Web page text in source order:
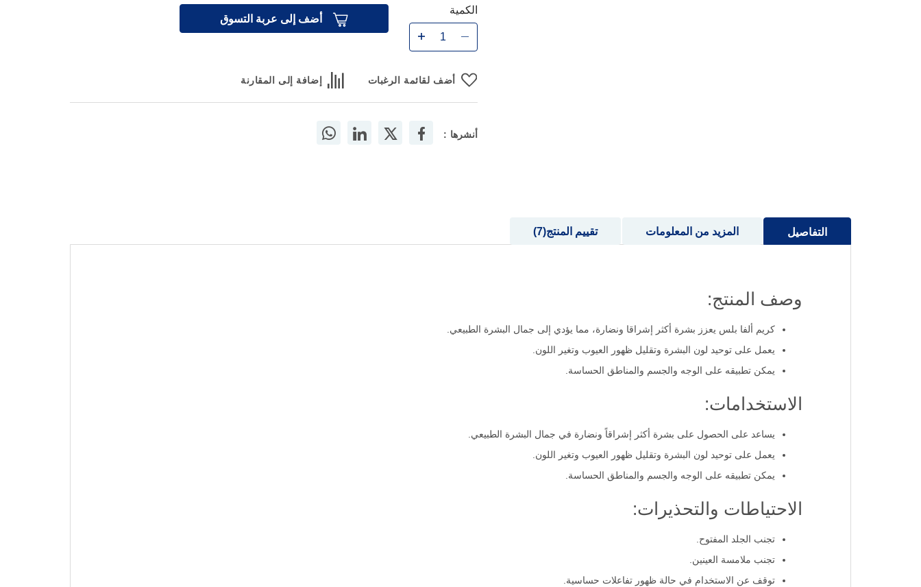
الكمية
أضف إلى عربة التسوق
أضف لقائمة الرغبات إضافة إلى المقارنة
أنشرها :
التفاصيل
وصف المنتج:
كريم ألفا بلس يعزز بشرة أكثر إشراقا ونضارة، مما يؤدي إلى جمال البشرة الطبيعي.
يعمل على توحيد لون البشرة وتقليل ظهور العيوب وتغير اللون.
يمكن تطبيقه على الوجه والجسم والمناطق الحساسة.
الاستخدامات:
يساعد على الحصول على بشرة أكثر إشراقاً ونضارة في جمال البشرة الطبيعي.
يعمل على توحيد لون البشرة وتقليل ظهور العيوب وتغير اللون.
يمكن تطبيقه على الوجه والجسم والمناطق الحساسة.
الاحتياطات والتحذيرات:
تجنب الجلد المفتوح.
تجنب ملامسة العينين.
توقف عن الاستخدام في حالة ظهور تفاعلات حساسية.
المزيد من المعلومات تقييم المنتج 7